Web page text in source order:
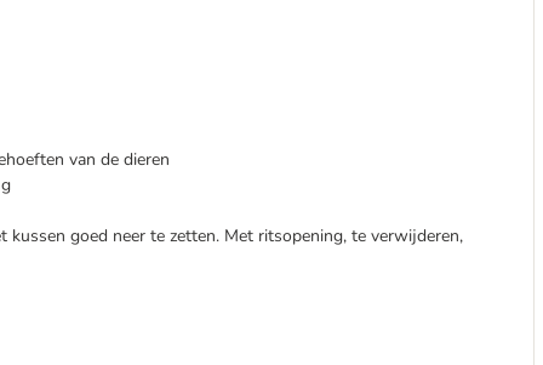
van de dieren
kussen goed neer te zetten. Met ritsopening, te verwijderen,